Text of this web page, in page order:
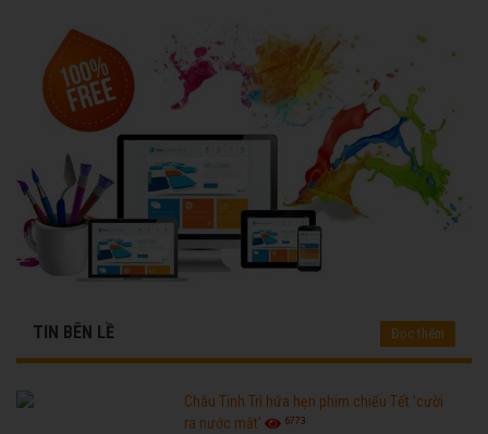
TIN BÊN LỀ Đọc thêm
Châu Tinh Trì hứa hẹn phim chiếu Tết 'cười
ra nước mắt'
6773